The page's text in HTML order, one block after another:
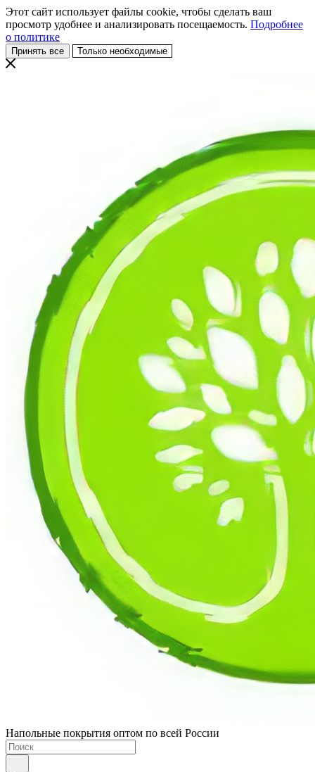
Этот сайт использует файлы cookie, чтобы сделать ваш
просмотр удобнее и анализировать посещаемость. Подробнее
о политике
Принять все Только необходимые
Напольные покрытия оптом по всей России